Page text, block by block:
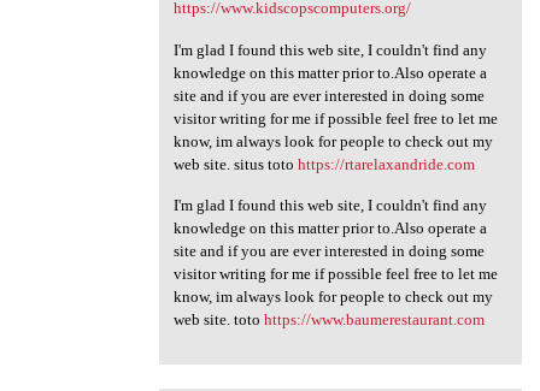
https://www.kidscopscomputers.org/
I'm glad I found this web site, I couldn't find any
knowledge on this matter prior to.Also operate a
site and if you are ever interested in doing some
visitor writing for me if possible feel free to let me
know, im always look for people to check out my
web site. situs toto https://rtarelaxandride.com
I'm glad I found this web site, I couldn't find any
knowledge on this matter prior to.Also operate a
site and if you are ever interested in doing some
visitor writing for me if possible feel free to let me
know, im always look for people to check out my
web site. toto https://www.baumerestaurant.com